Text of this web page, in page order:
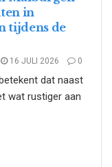
in
tijdens de
16 JULI 2026 0
dat naast
wat rustiger aan